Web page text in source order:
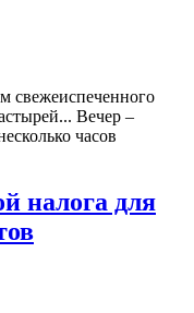
свежеиспеченного
Вечер –
часов
налога для